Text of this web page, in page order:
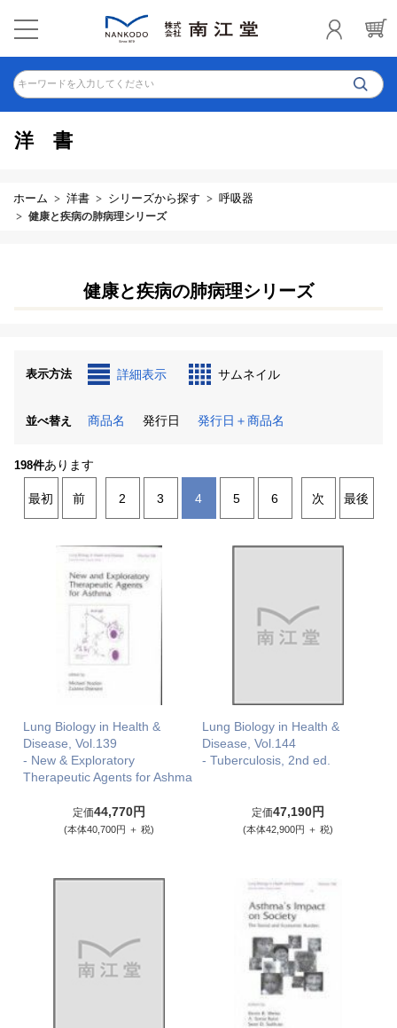
キーワードを入力してください
洋書
ホーム 洋書 シリーズから探す 呼吸器
健康と疾病の肺病理シリーズ
健康と疾病の肺病理シリーズ
表示方法 詳細表示 サムネイル
並べ替え 商品名 発行日 発行日＋商品名
198件あります
最初 前 2 3 4 5 6 次 最後
Lung Biology in Health &
Disease, Vol.139
- New & Exploratory
Therapeutic Agents for Ashma
定価44,770円
(本体40,700円 ＋ 税)
Lung Biology in Health &
Disease, Vol.144
- Tuberculosis, 2nd ed.
定価47,190円
(本体42,900円 ＋ 税)